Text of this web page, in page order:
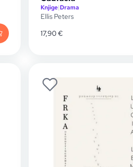
Knjige|Drama
Ellis Peters
17,90€